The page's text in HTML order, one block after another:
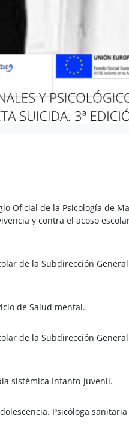
Oficial de la Psicología de
y contra el acoso
de la Subdirección
de Salud mental.
de la Subdirección
sistémica Infanto-juvenil.
Psicóloga sanitaria